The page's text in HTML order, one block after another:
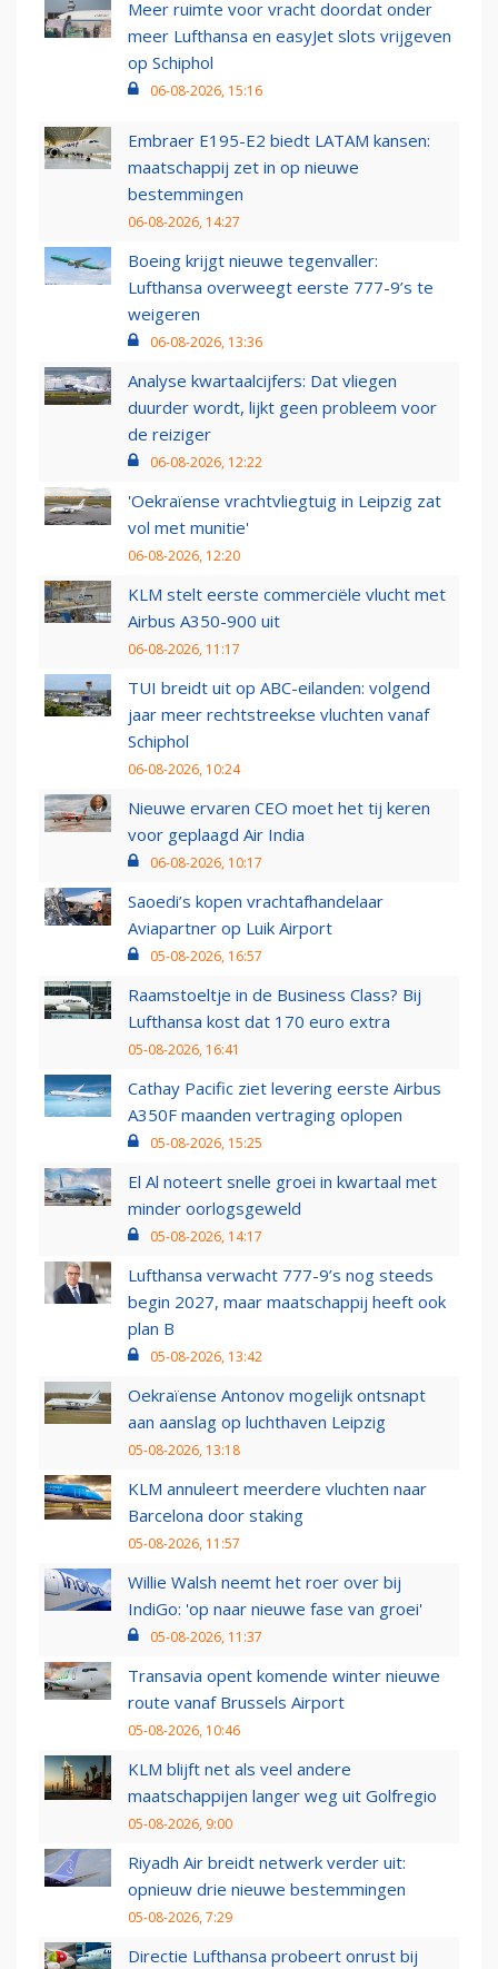
Meer ruimte voor vracht doordat onder
meer Lufthansa en easyJet slots vrijgeven
op Schiphol
06-08-2026, 15:16
Embraer E195-E2 biedt LATAM kansen:
maatschappij zet in op nieuwe
bestemmingen
06-08-2026, 14:27
Boeing krijgt nieuwe tegenvaller:
Lufthansa overweegt eerste 777-9’s te
weigeren
06-08-2026, 13:36
Analyse kwartaalcijfers: Dat vliegen
duurder wordt, lijkt geen probleem voor
de reiziger
06-08-2026, 12:22
'Oekraïense vrachtvliegtuig in Leipzig zat
vol met munitie'
06-08-2026, 12:20
KLM stelt eerste commerciële vlucht met
Airbus A350-900 uit
06-08-2026, 11:17
TUI breidt uit op ABC-eilanden: volgend
jaar meer rechtstreekse vluchten vanaf
Schiphol
06-08-2026, 10:24
Nieuwe ervaren CEO moet het tij keren
voor geplaagd Air India
06-08-2026, 10:17
Saoedi’s kopen vrachtafhandelaar
Aviapartner op Luik Airport
05-08-2026, 16:57
Raamstoeltje in de Business Class? Bij
Lufthansa kost dat 170 euro extra
05-08-2026, 16:41
Cathay Pacific ziet levering eerste Airbus
A350F maanden vertraging oplopen
05-08-2026, 15:25
El Al noteert snelle groei in kwartaal met
minder oorlogsgeweld
05-08-2026, 14:17
Lufthansa verwacht 777-9’s nog steeds
begin 2027, maar maatschappij heeft ook
plan B
05-08-2026, 13:42
Oekraïense Antonov mogelijk ontsnapt
aan aanslag op luchthaven Leipzig
05-08-2026, 13:18
KLM annuleert meerdere vluchten naar
Barcelona door staking
05-08-2026, 11:57
Willie Walsh neemt het roer over bij
IndiGo: 'op naar nieuwe fase van groei'
05-08-2026, 11:37
Transavia opent komende winter nieuwe
route vanaf Brussels Airport
05-08-2026, 10:46
KLM blijft net als veel andere
maatschappijen langer weg uit Golfregio
05-08-2026, 9:00
Riyadh Air breidt netwerk verder uit:
opnieuw drie nieuwe bestemmingen
05-08-2026, 7:29
Directie Lufthansa probeert onrust bij